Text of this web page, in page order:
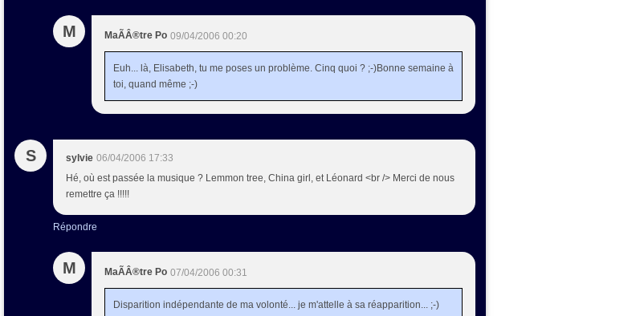
M MaÃÂ®tre Po 09/04/2006 00:20
Euh... là, Elisabeth, tu me poses un problème. Cinq quoi ? ;-)Bonne semaine à
toi, quand même ;-)
S sylvie 06/04/2006 17:33
Hé, où est passée la musique ? Lemmon tree, China girl, et Léonard <br /> Merci de nous
remettre ça !!!!!
Répondre
M MaÃÂ®tre Po 07/04/2006 00:31
Disparition indépendante de ma volonté... je m'attelle à sa réapparition... ;-)